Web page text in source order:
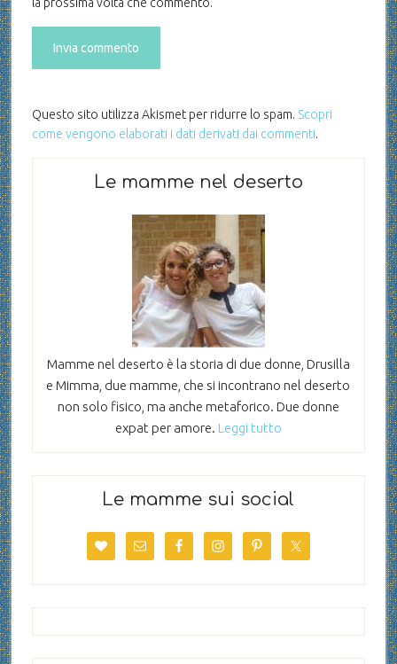
Questo sito utilizza Akismet per ridurre lo spam. Scopri
come vengono elaborati i dati derivati dai commenti.
Le mamme nel deserto
Mamme nel deserto è la storia di due donne, Drusilla
e Mimma, due mamme, che si incontrano nel deserto
non solo fisico, ma anche metaforico. Due donne
expat per amore. Leggi tutto
Le mamme sui social